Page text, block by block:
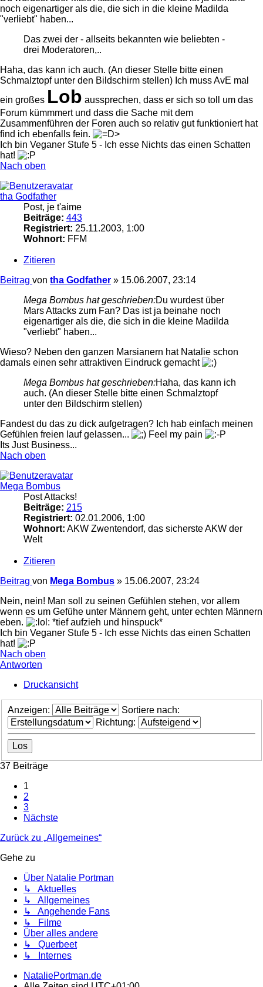
noch eigenartiger als die, die sich in die kleine Madilda
"verliebt" haben...
Das zwei der - allseits bekannten wie beliebten -
drei Moderatoren,..
Haha, das kann ich auch. (An dieser Stelle bitte einen
Schmalztopf unter den Bildschirm stellen) Ich muss AvE mal
ein großes Lob aussprechen, dass er sich so toll um das
Forum kümmmert und dass die Sache mit dem
Zusammenführen der Foren auch so relativ gut funktioniert hat
find ich ebenfalls fein.
Ich bin Veganer Stufe 5 - Ich esse Nichts das einen Schatten
hat!
Nach oben
tha Godfather
Post, je t'aime
Beiträge: 443
Registriert: 25.11.2003, 1:00
Wohnort: FFM
Zitieren
Beitrag von tha Godfather » 15.06.2007, 23:14
Mega Bombus hat geschrieben:Du wurdest über
Mars Attacks zum Fan? Das ist ja beinahe noch
eigenartiger als die, die sich in die kleine Madilda
"verliebt" haben...
Wieso? Neben den ganzen Marsianern hat Natalie schon
damals einen sehr attraktiven Eindruck gemacht
Mega Bombus hat geschrieben:Haha, das kann ich
auch. (An dieser Stelle bitte einen Schmalztopf
unter den Bildschirm stellen)
Fandest du das zu dick aufgetragen? Ich hab einfach meinen
Gefühlen freien lauf gelassen...
Feel my pain
Its Just Business...
Nach oben
Mega Bombus
Post Attacks!
Beiträge: 215
Registriert: 02.01.2006, 1:00
Wohnort: AKW Zwentendorf, das sicherste AKW der
Welt
Zitieren
Beitrag von Mega Bombus » 15.06.2007, 23:24
Nein, nein! Man soll zu seinen Gefühlen stehen, vor allem
wenn es um Gefühe unter Männern geht, unter echten Männern
eben.
*tief aufzieh und hinspuck*
Ich bin Veganer Stufe 5 - Ich esse Nichts das einen Schatten
hat!
Nach oben
Antworten
Druckansicht
Anzeigen:
Sortiere nach:
Richtung:
37 Beiträge
1
2
3
Nächste
Zurück zu „Allgemeines“
Gehe zu
Über Natalie Portman
↳ Aktuelles
↳ Allgemeines
↳ Angehende Fans
↳ Filme
Über alles andere
↳ Querbeet
↳ Internes
NataliePortman.de